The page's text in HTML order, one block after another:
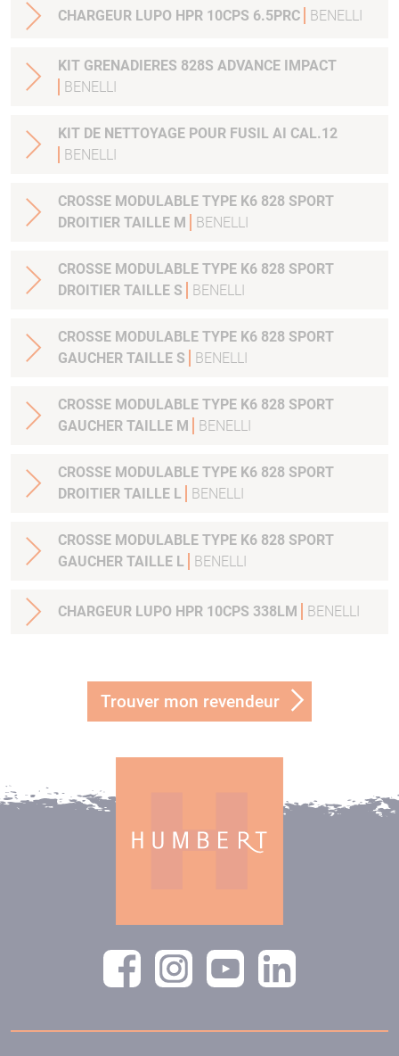
CHARGEUR LUPO HPR 10CPS 6.5PRC BENELLI
KIT GRENADIERES 828S ADVANCE IMPACT
BENELLI
KIT DE NETTOYAGE POUR FUSIL AI CAL.12
BENELLI
CROSSE MODULABLE TYPE K6 828 SPORT
DROITIER TAILLE M
BENELLI
CROSSE MODULABLE TYPE K6 828 SPORT
DROITIER TAILLE S
BENELLI
CROSSE MODULABLE TYPE K6 828 SPORT
GAUCHER TAILLE S
BENELLI
CROSSE MODULABLE TYPE K6 828 SPORT
GAUCHER TAILLE M
BENELLI
CROSSE MODULABLE TYPE K6 828 SPORT
DROITIER TAILLE L
BENELLI
CROSSE MODULABLE TYPE K6 828 SPORT
GAUCHER TAILLE L
BENELLI
CHARGEUR LUPO HPR 10CPS 338LM BENELLI
Trouver mon revendeur